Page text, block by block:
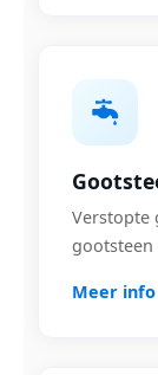
Verstopte
Meer info